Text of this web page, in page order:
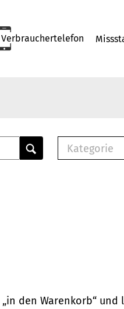
Verbrauchertelefon
Kategorie
den Warenkorb“ und